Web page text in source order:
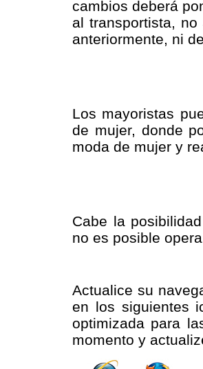
cambios deberá
al transportista,
anteriormente, ni
Los mayoristas
de mujer, donde
moda de mujer y
Cabe la
no es posible
Actualice su
en los siguientes
optimizada para
momento y